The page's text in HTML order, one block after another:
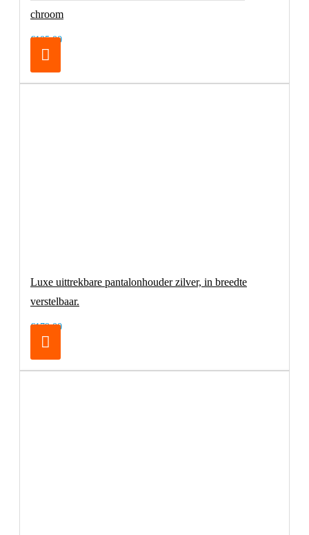
chroom
€105,00
Luxe uittrekbare pantalonhouder zilver, in breedte
verstelbaar.
€179,00